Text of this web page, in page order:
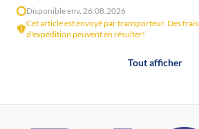
Disponible env. 26.08.2026
Cet article est envoyé par transporteur. Des frais
d'expédition peuvent en résulter!
Tout afficher